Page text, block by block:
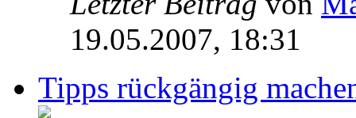
19.05.2007, 18:31
Tipps rückgängig